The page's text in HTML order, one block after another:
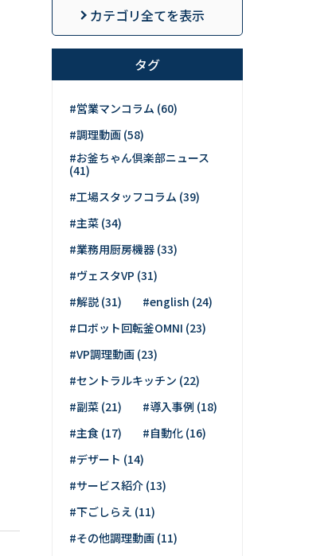
カテゴリ全てを表示
タグ
#営業マンコラム (60)
#調理動画 (58)
#お釜ちゃん倶楽部ニュース
(41)
#工場スタッフコラム (39)
#主菜 (34)
#業務用厨房機器 (33)
#ヴェスタVP (31)
#解説 (31)
#english (24)
#ロボット回転釜OMNI (23)
#VP調理動画 (23)
#セントラルキッチン (22)
#副菜 (21)
#導入事例 (18)
#主食 (17)
#自動化 (16)
#デザート (14)
#サービス紹介 (13)
#下ごしらえ (11)
#その他調理動画 (11)